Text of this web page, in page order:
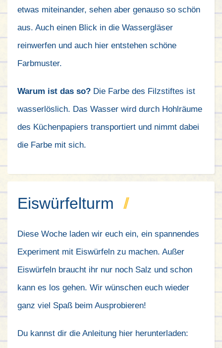
etwas miteinander, sehen aber genauso so schön
aus. Auch einen Blick in die Wassergläser
reinwerfen und auch hier entstehen schöne
Farbmuster.
Warum ist das so? Die Farbe des Filzstiftes ist
wasserlöslich. Das Wasser wird durch Hohlräume
des Küchenpapiers transportiert und nimmt dabei
die Farbe mit sich.
Eiswürfelturm
Diese Woche laden wir euch ein, ein spannendes
Experiment mit Eiswürfeln zu machen. Außer
Eiswürfeln braucht ihr nur noch Salz und schon
kann es los gehen. Wir wünschen euch wieder
ganz viel Spaß beim Ausprobieren!
Du kannst dir die Anleitung hier herunterladen: